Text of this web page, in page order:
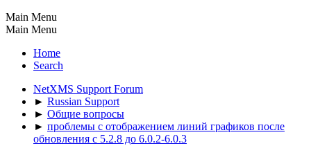
Main Menu
Main Menu
Home
Search
NetXMS Support Forum
► Russian Support
► Общие вопросы
► проблемы с отображением линий графиков после
обновления c 5.2.8 до 6.0.2-6.0.3